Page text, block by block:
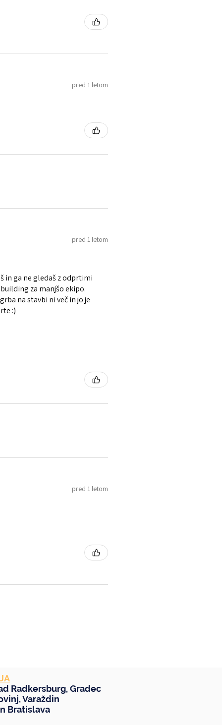
pred 1 letom
pred 1 letom
in ga ne gledaš z odprtimi
za manjšo ekipo.
na stavbi ni več in jo je
:)
pred 1 letom
Radkersburg,Gradec
,Varaždin
Bratislava